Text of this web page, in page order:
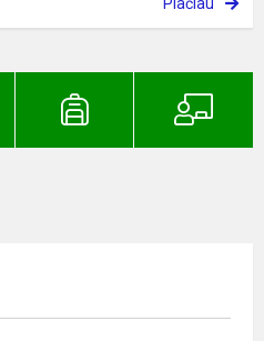
Plačiau